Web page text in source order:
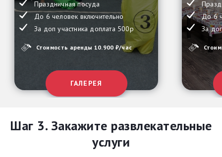
Праздничная посуда
До 6 человек включительно
За доп участника доплата 500р
Стоимость аренды 10.900 ₽/час
ГАЛЕРЕЯ
До 6
За
Шаг 3. Закажите развлекательные
услуги